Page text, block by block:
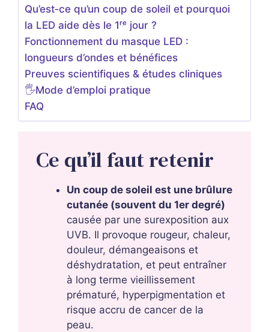
Qu’est‑ce qu’un coup de soleil et pourquoi
la LED aide dès le 1ʳᵉ jour ?
Fonctionnement du masque LED :
longueurs d’ondes et bénéfices
Preuves scientifiques & études cliniques
🖐️Mode d’emploi pratique
FAQ
Ce qu’il faut retenir
Un coup de soleil est une brûlure
cutanée (souvent du 1er degré)
causée par une surexposition aux
UVB. Il provoque rougeur, chaleur,
douleur, démangeaisons et
déshydratation, et peut entraîner
à long terme vieillissement
prématuré, hyperpigmentation et
risque accru de cancer de la
peau.